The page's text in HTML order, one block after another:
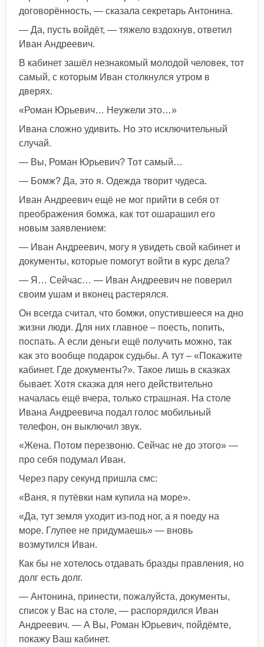
договорённость, — сказала секретарь Антонина.
— Да, пусть войдёт, — тяжело вздохнув, ответил
Иван Андреевич.
В кабинет зашёл незнакомый молодой человек, тот
самый, с которым Иван столкнулся утром в
дверях.
«Роман Юрьевич… Неужели это…»
Ивана сложно удивить. Но это исключительный
случай.
— Вы, Роман Юрьевич? Тот самый…
— Бомж? Да, это я. Одежда творит чудеса.
Иван Андреевич ещё не мог прийти в себя от
преображения бомжа, как тот ошарашил его
новым заявлением:
— Иван Андреевич, могу я увидеть свой кабинет и
документы, которые помогут войти в курс дела?
— Я… Сейчас… — Иван Андреевич не поверил
своим ушам и вконец растерялся.
Он всегда считал, что бомжи, опустившееся на дно
жизни люди. Для них главное – поесть, попить,
поспать. А если деньги ещё получить можно, так
как это вообще подарок судьбы. А тут – «Покажите
кабинет. Где документы?». Такое лишь в сказках
бывает. Хотя сказка для него действительно
началась ещё вчера, только страшная. На столе
Ивана Андреевича подал голос мобильный
телефон, он выключил звук.
«Жена. Потом перезвоню. Сейчас не до этого» —
про себя подумал Иван.
Через пару секунд пришла смс:
«Ваня, я путёвки нам купила на море».
«Да, тут земля уходит из-под ног, а я поеду на
море. Глупее не придумаешь» — вновь
возмутился Иван.
Как бы не хотелось отдавать бразды правления, но
долг есть долг.
— Антонина, принести, пожалуйста, документы,
список у Вас на столе, — распорядился Иван
Андреевич. — А Вы, Роман Юрьевич, пойдёмте,
покажу Ваш кабинет.